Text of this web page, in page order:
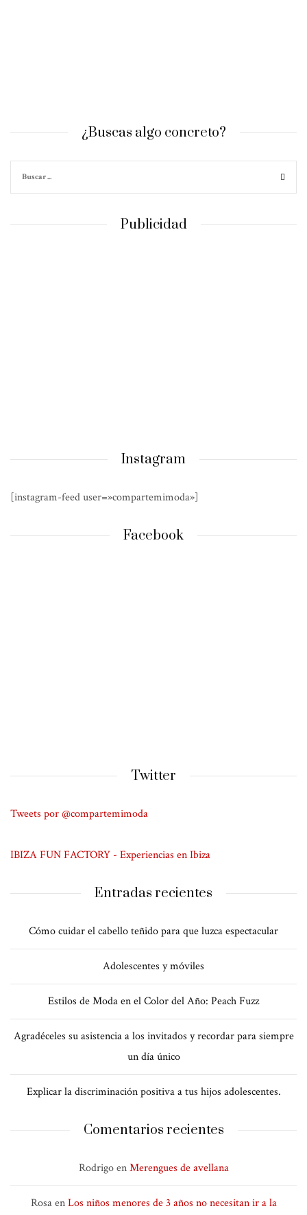
¿Buscas algo concreto?
Publicidad
Instagram
[instagram-feed user=»compartemimoda»]
Facebook
Twitter
Tweets por @compartemimoda
IBIZA FUN FACTORY - Experiencias en Ibiza
Entradas recientes
Cómo cuidar el cabello teñido para que luzca espectacular
Adolescentes y móviles
Estilos de Moda en el Color del Año: Peach Fuzz
Agradéceles su asistencia a los invitados y recordar para siempre
un día único
Explicar la discriminación positiva a tus hijos adolescentes.
Comentarios recientes
RodrigoenMerengues de avellana
RosaenLos niños menores de 3 años no necesitan ir a la